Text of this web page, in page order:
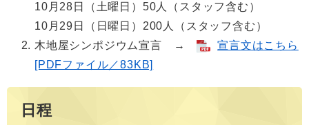
10月28日（土曜日）50人（スタッフ含む）
10月29日（日曜日）200人（スタッフ含む）
木地屋シンポジウム宣言 →
宣言文はこちら
[PDFファイル／83KB]
日程